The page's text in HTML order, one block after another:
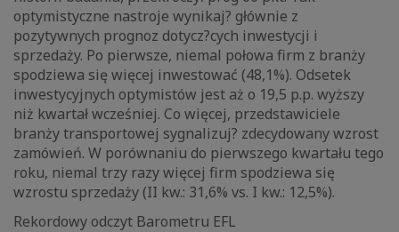
optymistyczne nastroje wynikaj? głównie z
pozytywnych prognoz dotycz?cych inwestycji i
sprzedaży. Po pierwsze, niemal połowa firm z branży
spodziewa się więcej inwestować (48,1%). Odsetek
inwestycyjnych optymistów jest aż o 19,5 p.p. wyższy
niż kwartał wcześniej. Co więcej, przedstawiciele
branży transportowej sygnalizuj? zdecydowany wzrost
zamówień. W porównaniu do pierwszego kwartału tego
roku, niemal trzy razy więcej firm spodziewa się
wzrostu sprzedaży (II kw.: 31,6% vs. I kw.: 12,5%).
Rekordowy odczyt Barometru EFL